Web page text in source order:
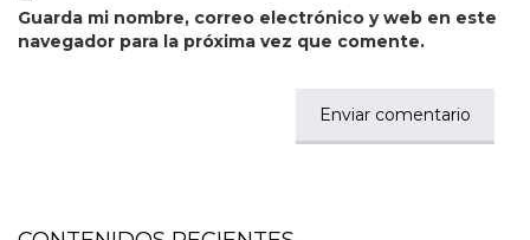
Guarda mi nombre, correo electrónico y web en este
navegador para la próxima vez que comente.